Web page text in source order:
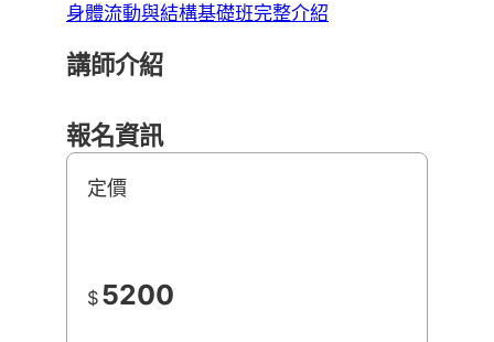
身體流動與結構基礎班完整介紹
講師介紹
報名資訊
定價
$ 5200